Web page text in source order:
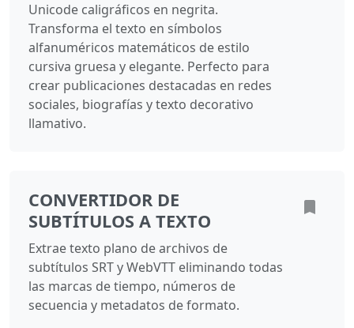
Unicode caligráficos en negrita.
Transforma el texto en símbolos
alfanuméricos matemáticos de estilo
cursiva gruesa y elegante. Perfecto para
crear publicaciones destacadas en redes
sociales, biografías y texto decorativo
llamativo.
CONVERTIDOR DE
SUBTÍTULOS A TEXTO
Extrae texto plano de archivos de
subtítulos SRT y WebVTT eliminando todas
las marcas de tiempo, números de
secuencia y metadatos de formato.